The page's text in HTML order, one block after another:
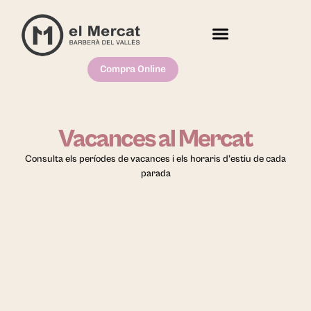
Compra Online
Vacances al Mercat
Consulta els períodes de vacances i els horaris d’estiu de cada
parada